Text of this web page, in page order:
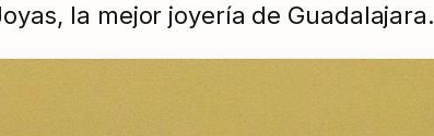
la mejor joyería de Guadalajara.